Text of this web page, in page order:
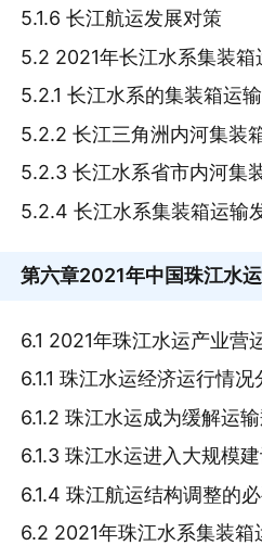
5.1.6 长江航运发展对策
5.2 2021年长江水系集装
5.2.1 长江水系的集装箱运
5.2.2 长江三角洲内河集装
5.2.3 长江水系省市内河集
5.2.4 长江水系集装箱运输
第六章2021年中国珠江水
6.1 2021年珠江水运产业营
6.1.1 珠江水运经济运行情况
6.1.2 珠江水运成为缓解运
6.1.3 珠江水运进入大规模
6.1.4 珠江航运结构调整的
6.2 2021年珠江水系集装箱